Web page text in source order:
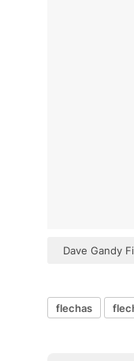
Dave Gandy
flechas